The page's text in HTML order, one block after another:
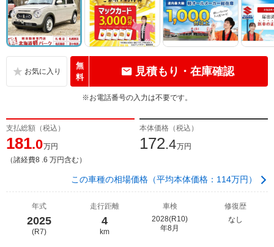
無
料
見積もり・在庫確認
※お電話番号の入力は不要です。
支払総額（税込）
181.0万円
（諸経費8 .6 万円含む）
本体価格（税込）
172.4万円
この車種の相場価格（平均本体価格：114万円）
年式
2025
(R7)
走行距離
4
km
車検
2028(R10)
年8月
修復歴
なし